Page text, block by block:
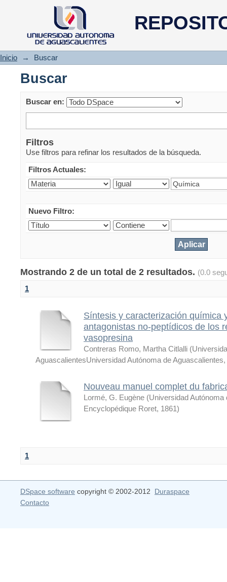
Buscar
Inicio → Buscar
Buscar
Buscar en:
Filtros
Use filtros para refinar los resultados de la búsqueda.
Filtros Actuales:
Nuevo Filtro:
Mostrando 2 de un total de 2 resultados. (0.0
1
Síntesis y caracterización química
antagonistas no-peptídicos de los
vasopresina
Contreras Romo, Martha Citlalli (
AguascalientesUniversidad Autónoma de Aguascalientes,
Nouveau manuel complet du
Lormé, G. Eugène (Universidad Autónoma
Encyclopédique Roret, 1861)
1
DSpace software copyright © 2002-2012 Duraspace
Contacto